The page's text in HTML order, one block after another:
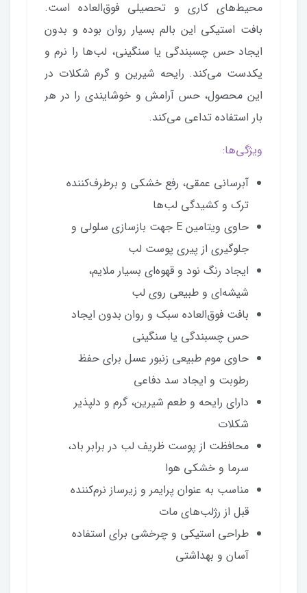
محیط‌های کاری و تحصیلی فوق‌العاده است.
بافت استیکی این بالم بسیار روان بوده و بدون
ایجاد حس چسبندگی یا سنگینی، لب‌ها را نرم و
یکدست می‌کند. رایحه شیرین و گرم شکلات در
این محصول، حس آرامش و خوشایندی را در هر
بار استفاده تداعی می‌کند.
ویژگی‌ها:
آبرسانی عمقی، رفع خشکی و برطرف‌کننده
ترک و کشیدگی لب‌ها
حاوی ویتامین E جهت بازسازی سلولی و
جلوگیری از پیری پوست لب
ایجاد رنگ نود و قهوه‌ای بسیار ملایم،
شیشه‌ای و طبیعی روی لب
بافت فوق‌العاده سبک و روان بدون ایجاد
حس چسبندگی یا سنگینی
حاوی موم طبیعی زنبور عسل برای حفظ
رطوبت و ایجاد سد دفاعی
دارای رایحه و طعم شیرین، گرم و دلپذیر
شکلات
محافظت از پوست ظریف لب در برابر باد،
سرما و خشکی هوا
مناسب به عنوان پرایمر و زیرساز نرم‌کننده
قبل از رژلب‌های مات
طراحی استیکی و چرخشی برای استفاده
آسان و بهداشتی